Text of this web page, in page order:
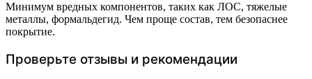
Минимум вредных компонентов, таких как ЛОС, тяжелые
металлы, формальдегид. Чем проще состав, тем безопаснее
покрытие.
Проверьте отзывы и рекомендации